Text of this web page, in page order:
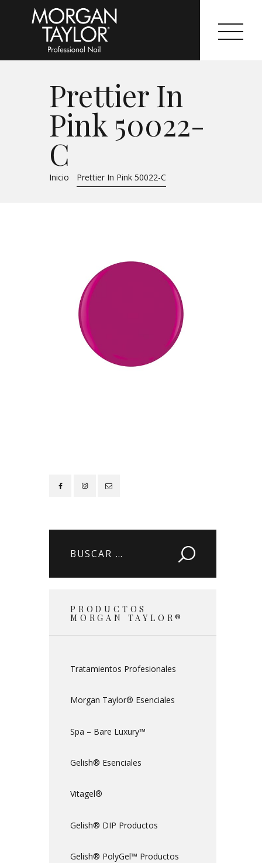
Prettier In
Pink 50022-
C
Inicio Prettier In Pink 50022-C
Morgan Taylor®
Sistemas Profesionales
Cartas de Color
Catálogo
Buscar:
PRODUCTOS
MORGAN TAYLOR®
Tratamientos Profesionales
Morgan Taylor® Esenciales
Spa – Bare Luxury™
Gelish® Esenciales
Vitagel®
Gelish® DIP Productos
Gelish® PolyGel™ Productos